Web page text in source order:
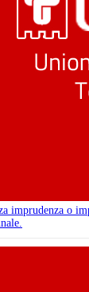
imprudenza o